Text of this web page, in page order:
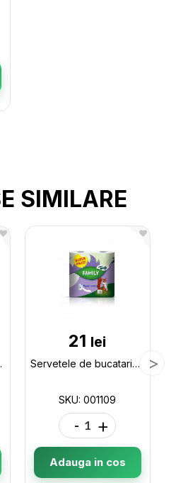
SIMILARE
000017
21 lei
Servetele de bucatarie Tento 2 role (Family) 10m 001109
SKU: 001109
- +
Adauga in cos